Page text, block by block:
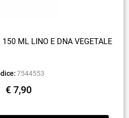
150 ML LINO E DNA VEGETALE
7544553
€ 7,90